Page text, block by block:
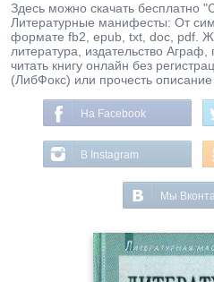
Здесь можно скачать бесплатно
Литературные манифесты: От
формате fb2, epub, txt, doc, pdf.
литература, издательство
читать книгу онлайн без
(ЛибФокс) или прочесть
На Facebook
В Instagram
Мы